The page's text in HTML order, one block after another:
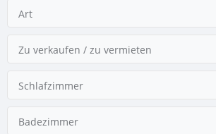
Art
Zu verkaufen / zu vermieten
Schlafzimmer
Badezimmer